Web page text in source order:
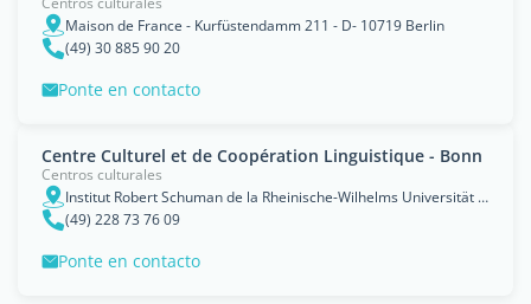
Maison de France - Kurfüstendamm 211 - D- 10719 Berlin
(49) 30 885 90 20
Ponte en contacto
Centre Culturel et de Coopération Linguistique - Bonn
Centros culturales
Institut Robert Schuman de la Rheinische-Wilhelms Universität de Bonn - Adeauerallee 35 - D- 53113 Bonn
(49) 228 73 76 09
Ponte en contacto